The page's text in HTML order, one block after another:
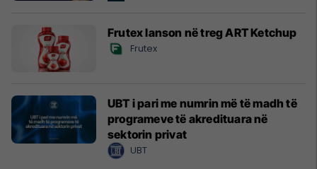
Frutex lanson në treg ART Ketchup
Frutex
UBT i pari me numrin më të madh të
programeve të akredituara në
sektorin privat
UBT